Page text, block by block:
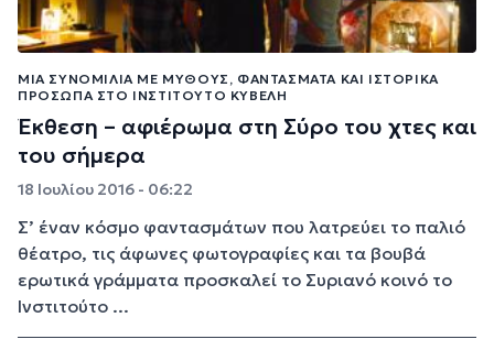
ΜΙΑ ΣΥΝΟΜΙΛΊΑ ΜΕ ΜΎΘΟΥΣ, ΦΑΝΤΆΣΜΑΤΑ ΚΑΙ ΙΣΤΟΡΙΚΆ
ΠΡΌΣΩΠΑ ΣΤΟ ΙΝΣΤΙΤΟΎΤΟ ΚΥΒΈΛΗ
Έκθεση – αφιέρωμα στη Σύρο του χτες και
του σήμερα
18 Ιουλίου 2016 - 06:22
Σ’ έναν κόσμο φαντασμάτων που λατρεύει το παλιό
θέατρο, τις άφωνες φωτογραφίες και τα βουβά
ερωτικά γράμματα προσκαλεί το Συριανό κοινό το
Ινστιτούτο ...